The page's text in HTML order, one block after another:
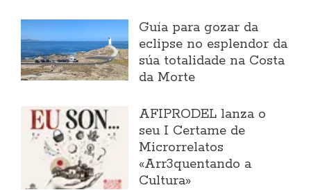
Guía para gozar da
eclipse no esplendor da
súa totalidade na Costa
da Morte
AFIPRODEL lanza o
seu I Certame de
Microrrelatos
«Arr3quentando a
Cultura»